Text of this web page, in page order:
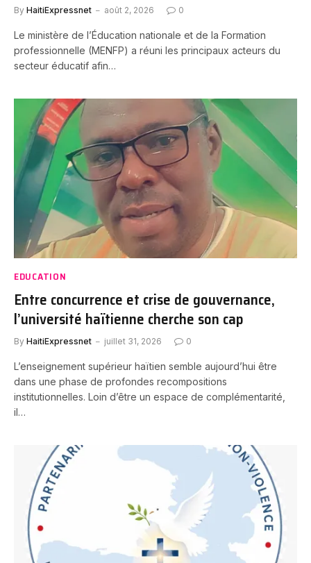
By HaitiExpressnet août 2, 2026 0
Le ministère de l’Éducation nationale et de la Formation
professionnelle (MENFP) a réuni les principaux acteurs du
secteur éducatif afin…
EDUCATION
Entre concurrence et crise de gouvernance,
l’université haïtienne cherche son cap
By HaitiExpressnet juillet 31, 2026 0
L’enseignement supérieur haïtien semble aujourd’hui être
dans une phase de profondes recompositions
institutionnelles. Loin d’être un espace de complémentarité,
il…